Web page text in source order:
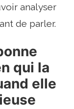
analyser
de parler.
qui la
elle